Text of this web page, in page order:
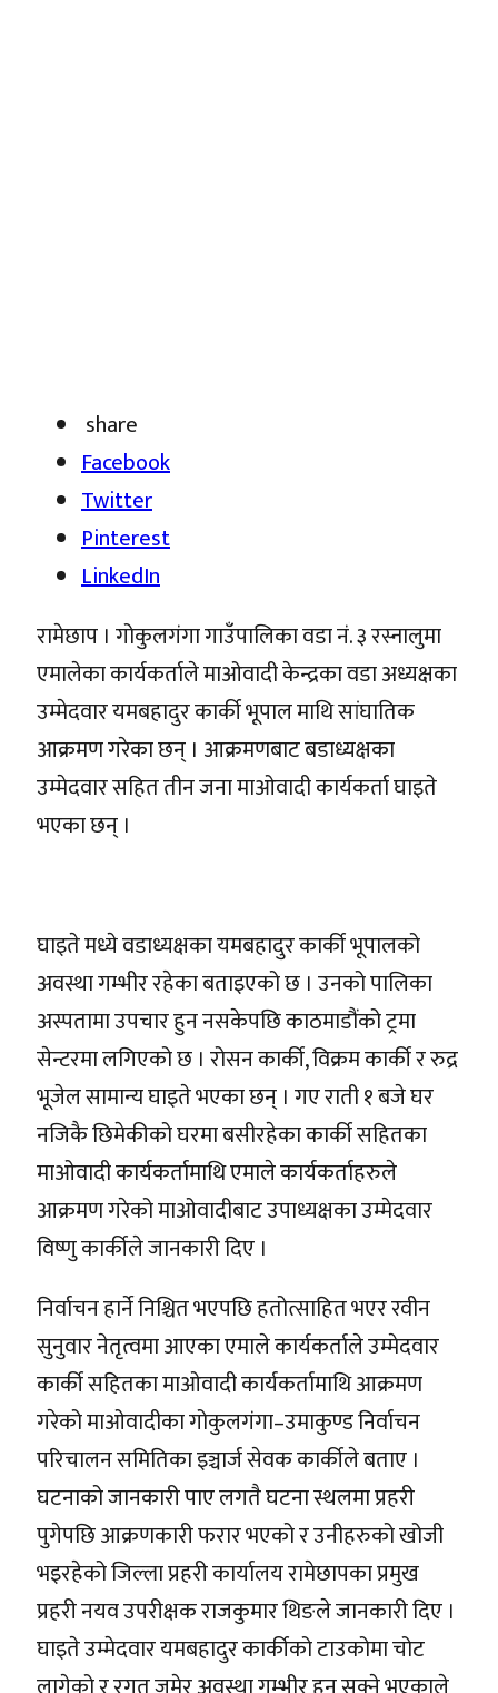
share
Facebook
Twitter
Pinterest
LinkedIn
रामेछाप । गोकुलगंगा गाउँपालिका वडा नं. ३ रस्नालुमा
एमालेका कार्यकर्ताले माओवादी केन्द्रका वडा अध्यक्षका
उम्मेदवार यमबहादुर कार्की भूपाल माथि सांघातिक
आक्रमण गरेका छन् । आक्रमणबाट बडाध्यक्षका
उम्मेदवार सहित तीन जना माओवादी कार्यकर्ता घाइते
भएका छन् ।
घाइते मध्ये वडाध्यक्षका यमबहादुर कार्की भूपालको
अवस्था गम्भीर रहेका बताइएको छ । उनको पालिका
अस्पतामा उपचार हुन नसकेपछि काठमाडौंको ट्रमा
सेन्टरमा लगिएको छ । रोसन कार्की, विक्रम कार्की र रुद्र
भूजेल सामान्य घाइते भएका छन् । गए राती १ बजे घर
नजिकै छिमेकीको घरमा बसीरहेका कार्की सहितका
माओवादी कार्यकर्तामाथि एमाले कार्यकर्ताहरुले
आक्रमण गरेको माओवादीबाट उपाध्यक्षका उम्मेदवार
विष्णु कार्कीले जानकारी दिए ।
निर्वाचन हार्ने निश्चित भएपछि हतोत्साहित भएर रवीन
सुनुवार नेतृत्वमा आएका एमाले कार्यकर्ताले उम्मेदवार
कार्की सहितका माओवादी कार्यकर्तामाथि आक्रमण
गरेको माओवादीका गोकुलगंगा–उमाकुण्ड निर्वाचन
परिचालन समितिका इञ्चार्ज सेवक कार्कीले बताए ।
घटनाको जानकारी पाए लगतै घटना स्थलमा प्रहरी
पुगेपछि आक्रणकारी फरार भएको र उनीहरुको खोजी
भइरहेको जिल्ला प्रहरी कार्यालय रामेछापका प्रमुख
प्रहरी नयव उपरीक्षक राजकुमार थिङले जानकारी दिए ।
घाइते उम्मेदवार यमबहादुर कार्कीको टाउकोमा चोट